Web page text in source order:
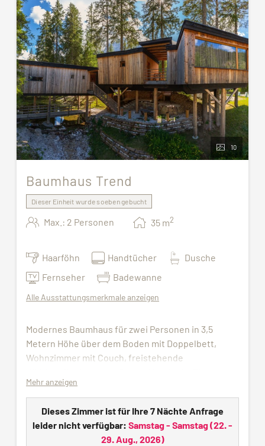
10
Baumhaus Trend
Dieser Einheit wurde soeben gebucht
Max.: 2 Personen 35 m2
Haarföhn Handtücher
Dusche
Fernseher
Badewanne
Alle Ausstattungsmerkmale anzeigen
Modernes Baumhaus für zwei Personen in 3,5
Metern Höhe über dem Boden mit Doppelbett,
Wohnzimmer mit Couch, freistehende
Screen TV und Badezimmer mit Dusche, WC und
Föhn.
Benutzung von Hallenbad, Sauna und Fitnessraum
inklusive. Für die Dauer Ihres Aufenthalts stellen
Mehr anzeigen
Dieses Zimmer ist für Ihre 7 Nächte Anfrage
leider nicht verfügbar: Samstag - Samstag(22. -
29. Aug., 2026)